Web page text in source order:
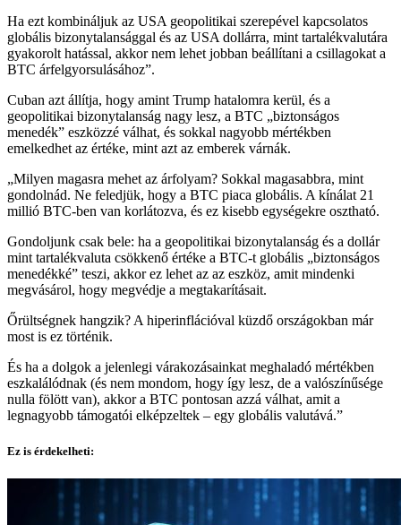
Ha ezt kombináljuk az USA geopolitikai szerepével kapcsolatos
globális bizonytalansággal és az USA dollárra, mint tartalékvalutára
gyakorolt hatással, akkor nem lehet jobban beállítani a csillagokat a
BTC árfelgyorsulásához”.
Cuban azt állítja, hogy amint Trump hatalomra kerül, és a
geopolitikai bizonytalanság nagy lesz, a BTC „biztonságos
menedék” eszközzé válhat, és sokkal nagyobb mértékben
emelkedhet az értéke, mint azt az emberek várnák.
„Milyen magasra mehet az árfolyam? Sokkal magasabbra, mint
gondolnád. Ne feledjük, hogy a BTC piaca globális. A kínálat 21
millió BTC-ben van korlátozva, és ez kisebb egységekre osztható.
Gondoljunk csak bele: ha a geopolitikai bizonytalanság és a dollár
mint tartalékvaluta csökkenő értéke a BTC-t globális „biztonságos
menedékké” teszi, akkor ez lehet az az eszköz, amit mindenki
megvásárol, hogy megvédje a megtakarításait.
Őrültségnek hangzik? A hiperinflációval küzdő országokban már
most is ez történik.
És ha a dolgok a jelenlegi várakozásainkat meghaladó mértékben
eszkalálódnak (és nem mondom, hogy így lesz, de a valószínűsége
nulla fölött van), akkor a BTC pontosan azzá válhat, amit a
legnagyobb támogatói elképzeltek – egy globális valutává.”
Ez is érdekelheti: